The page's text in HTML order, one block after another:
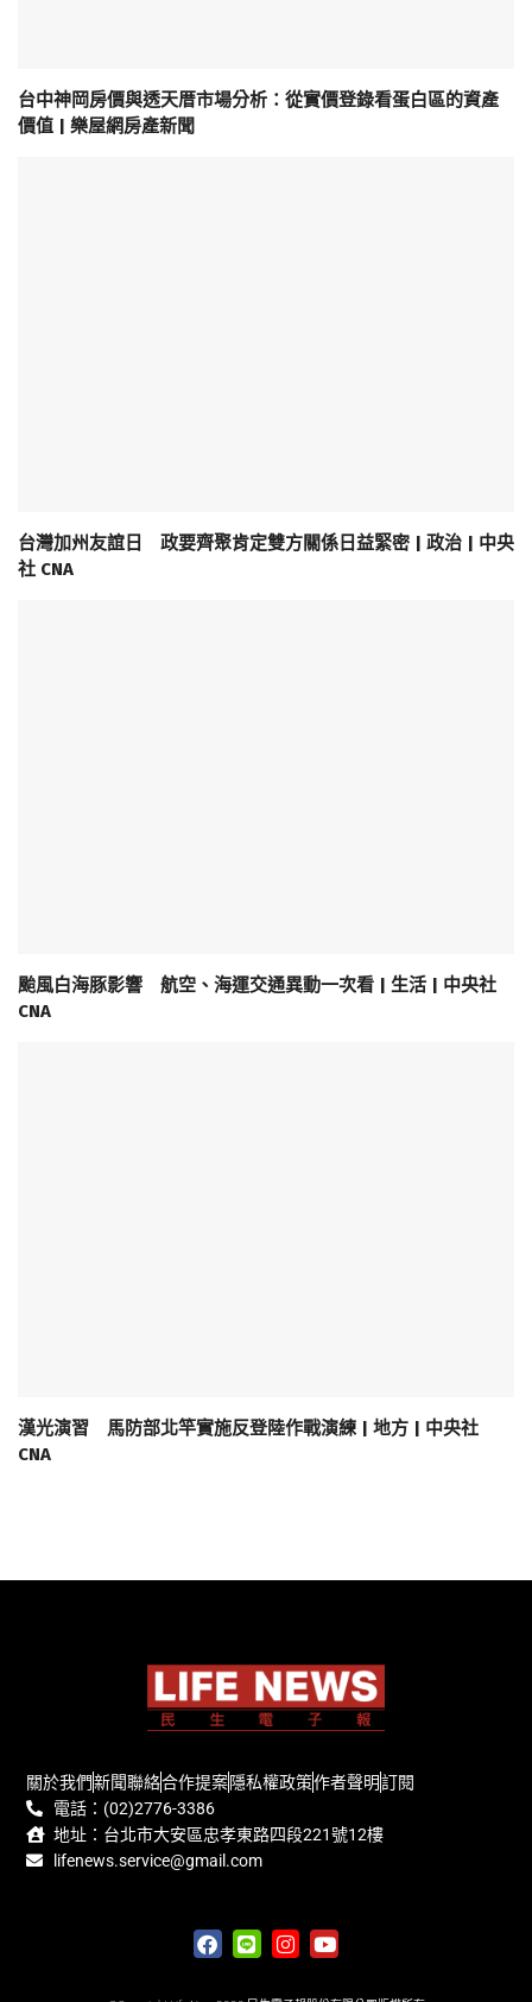
台中神岡房價與透天厝市場分析：從實價登錄看蛋白區的資產
價值 | 樂屋網房產新聞
台灣加州友誼日 政要齊聚肯定雙方關係日益緊密 | 政治 | 中央
社 CNA
颱風白海豚影響 航空、海運交通異動一次看 | 生活 | 中央社
CNA
漢光演習 馬防部北竿實施反登陸作戰演練 | 地方 | 中央社
CNA
關於我們新聞聯絡合作提案隱私權政策作者聲明訂閱
電話：(02)2776-3386
地址：台北市大安區忠孝東路四段221號12樓
lifenews.service@gmail.com